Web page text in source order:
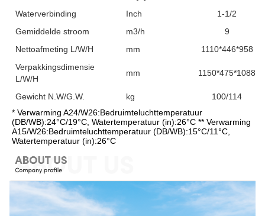
Waterverbinding
Inch
1-1/2
Gemiddelde stroom
m3/h
9
Nettoafmeting L/W/H
mm
1110*446*958
Verpakkingsdimensie
L/W/H
mm 1150*475*1088
Gewicht N.W/G.W. kg
100/114
* Verwarming A24/W26:Bedruimteluchttemperatuur
(DB/WB):24°C/19°C, Watertemperatuur (in):26°C ** Verwarming
A15/W26:Bedruimteluchttemperatuur (DB/WB):15°C/11°C,
Watertemperatuur (in):26°C